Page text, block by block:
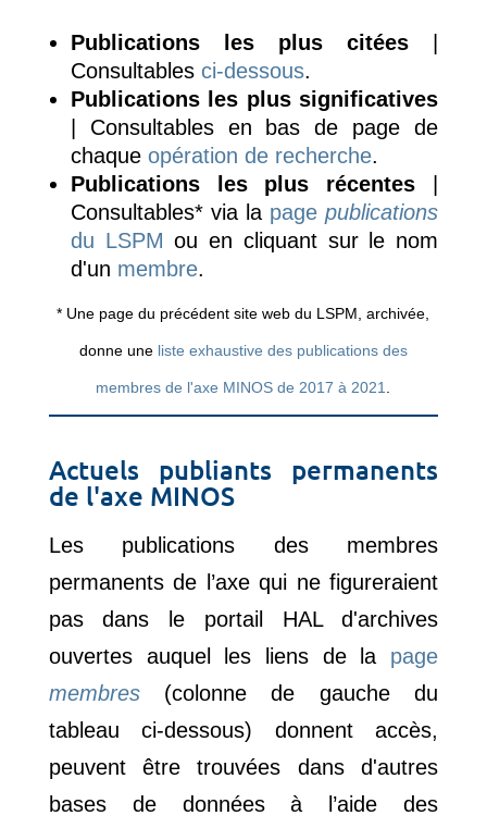
Publications les plus citées
Consultables ci-dessous.
Publications les plus significatives
| Consultables en bas de page de
chaque opération de recherche.
Publications les plus récentes
Consultables* via la pagepublications
du LSPM ou en cliquant sur le nom
d'un membre.
* Une page du précédent site web du LSPM, archivée,
donne une liste exhaustive des publications des
membres de l'axe MINOS de 2017 à 2021.
Actuels publiants permanents
de l'axe MINOS
Les publications des membres
permanents de l’axe qui ne figureraient
pas dans le portail HAL d'archives
ouvertes auquel les liens de la page
membres(colonne de gauche du
tableau ci-dessous) donnent accès,
peuvent être trouvées dans d'autres
bases de données à l’aide des